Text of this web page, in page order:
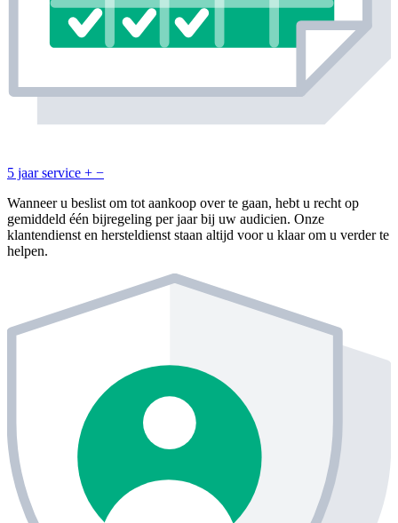
5 jaar service + −
Wanneer u beslist om tot aankoop over te gaan, hebt u recht op
gemiddeld één bijregeling per jaar bij uw audicien. Onze
klantendienst en hersteldienst staan altijd voor u klaar om u verder te
helpen.